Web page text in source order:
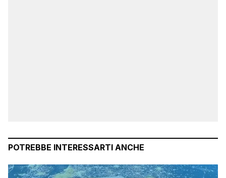
POTREBBE INTERESSARTI ANCHE